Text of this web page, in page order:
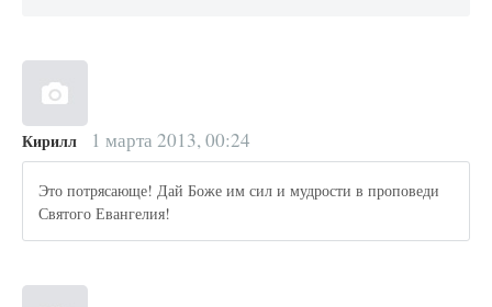
Кирилл 1 марта 2013, 00:24
Это потрясающе! Дай Боже им сил и мудрости в проповеди
Святого Евангелия!